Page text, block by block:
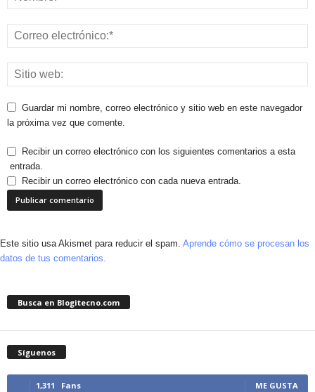
Guardar mi nombre, correo electrónico y sitio web en este navegador
la próxima vez que comente.
Recibir un correo electrónico con los siguientes comentarios a esta
entrada.
Recibir un correo electrónico con cada nueva entrada.
Este sitio usa Akismet para reducir el spam. Aprende cómo se procesan los
datos de tus comentarios.
Busca en Blogitecno.com
Síguenos
1,311 Fans ME GUSTA